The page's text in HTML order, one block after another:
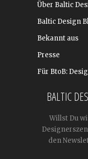
Über Baltic
Baltic Design
Bekannt aus
Presse
Für BtoB:
BALTIC
Willst Du
den